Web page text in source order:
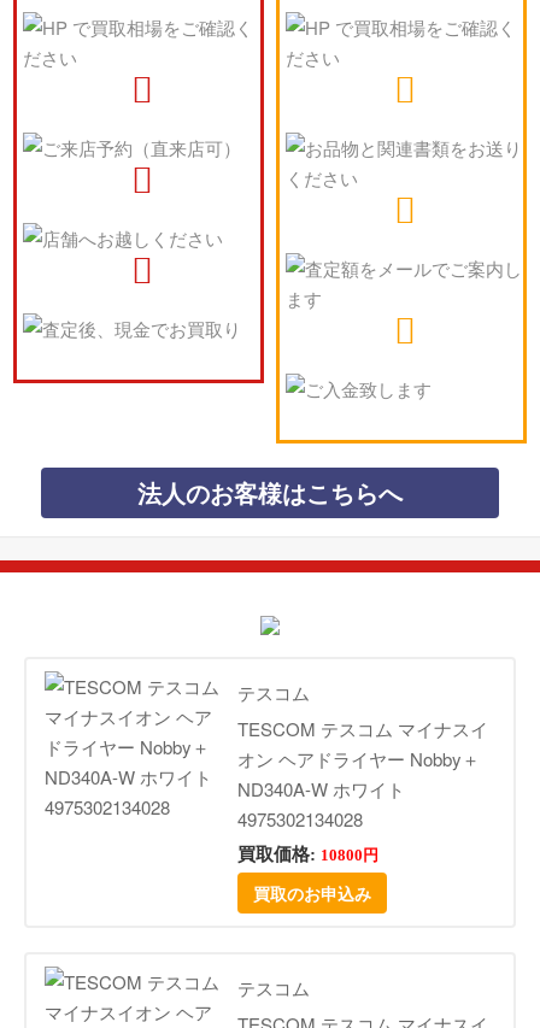
法人のお客様はこちらへ
テスコム
TESCOM テスコム マイナスイ
オン ヘアドライヤー Nobby＋
ND340A-W ホワイト
4975302134028
買取価格: 10800円
買取のお申込み
テスコム